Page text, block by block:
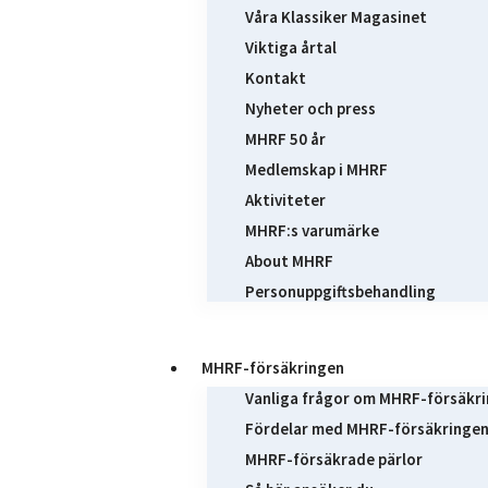
Våra Klassiker Magasinet
Viktiga årtal
Kontakt
Nyheter och press
MHRF 50 år
Medlemskap i MHRF
Aktiviteter
MHRF:s varumärke
About MHRF
Personuppgiftsbehandling
MHRF-försäkringen
Vanliga frågor om MHRF-
Fördelar med MHRF-försäkringen
MHRF-försäkrade pärlor